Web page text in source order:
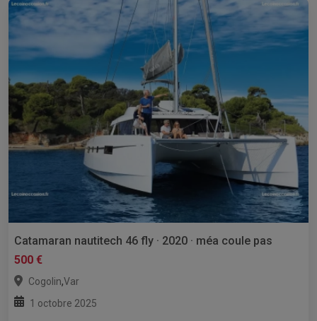
Catamaran nautitech 46 fly · 2020 · méa coule pas
500 €
Cogolin,Var
1 octobre 2025